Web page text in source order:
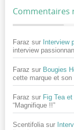
Commentaires
Faraz sur Interview
interview
Faraz sur Bougies
cette marque et
Faraz sur Fig Tea
“Magnifique !!”
Scentifolia sur